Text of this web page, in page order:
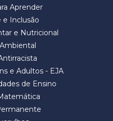
Aprender
e Inclusão
e Nutricional
e Adultos - EJA
de Ensino